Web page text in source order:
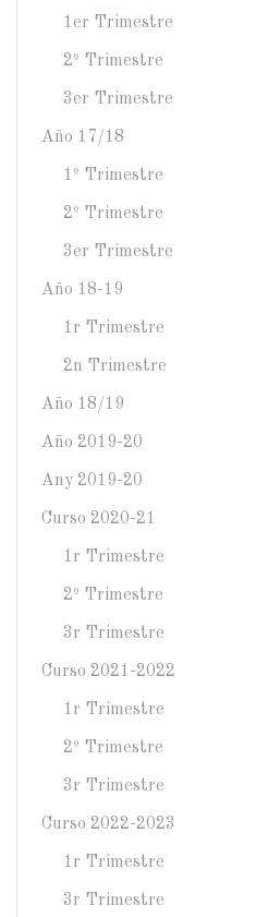
1er Trimestre
2º Trimestre
3er Trimestre
Año 17/18
1º Trimestre
2º Trimestre
3er Trimestre
Año 18-19
1r Trimestre
2n Trimestre
Año 18/19
Año 2019-20
Any 2019-20
Curso 2020-21
1r Trimestre
2º Trimestre
3r Trimestre
Curso 2021-2022
1r Trimestre
2º Trimestre
3r Trimestre
Curso 2022-2023
1r Trimestre
3r Trimestre